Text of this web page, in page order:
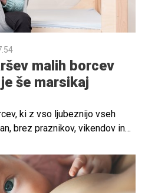
malih borcev
še marsikaj
ki z vso ljubeznijo vseh
brez praznikov, vikendov in
ogrožajočimi boleznimi, si
pozabljeni in na
za svoje otroke zbirati